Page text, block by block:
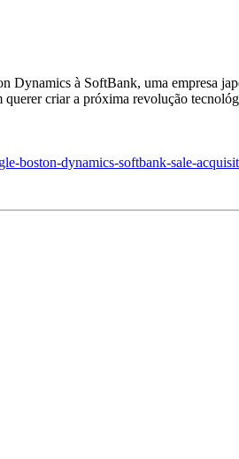
à SoftBank, uma empresa
criar a próxima revolução
boston-dynamics-softbank-sale-